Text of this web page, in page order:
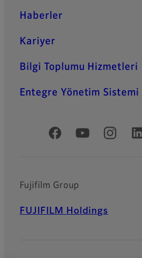
Haberler
Kariyer
Bilgi Toplumu Hizmetleri
Entegre Yönetim Sistemi
Resmi Sosyal Medya
Fujifilm Group
FUJIFILM Holdings